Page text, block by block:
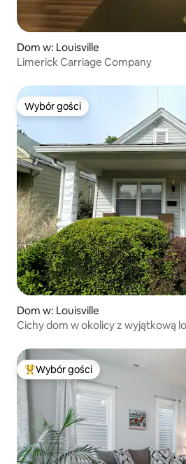
Dom w: Louisville
Limerick Carriage Company
Wybór gości
Wybór gości
Dom w: Louisville
Cichy dom w okolicy z wyjątkową
Najpopularniejsze z kategorii Wybór
Wybór gości